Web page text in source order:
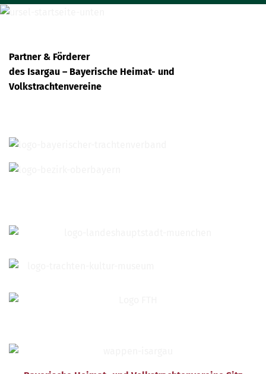
Partner & Förderer
des Isargau – Bayerische Heimat- und
Volkstrachtenvereine